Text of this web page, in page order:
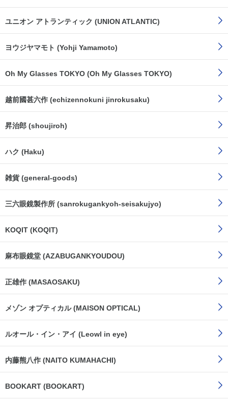
ユニオン アトランティック (UNION ATLANTIC)
ヨウジヤマモト (Yohji Yamamoto)
Oh My Glasses TOKYO (Oh My Glasses TOKYO)
越前國甚六作 (echizennokuni jinrokusaku)
昇治郎 (shoujiroh)
ハク (Haku)
雑貨 (general-goods)
三六眼鏡製作所 (sanrokugankyoh-seisakujyo)
KOQIT (KOQIT)
麻布眼鏡堂 (AZABUGANKYOUDOU)
正雄作 (MASAOSAKU)
メゾン オプティカル (MAISON OPTICAL)
ルオール・イン・アイ (Leowl in eye)
内藤熊八作 (NAITO KUMAHACHI)
BOOKART (BOOKART)